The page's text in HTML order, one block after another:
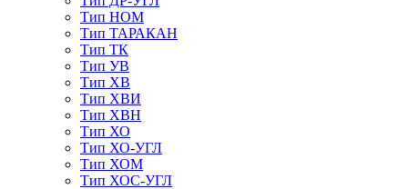
Тип НОМ
Тип ТАРАКАН
Тип ТК
Тип УВ
Тип ХВ
Тип ХВИ
Тип ХВН
Тип ХО
Тип ХО-УГЛ
Тип ХОМ
Тип ХОС-УГЛ